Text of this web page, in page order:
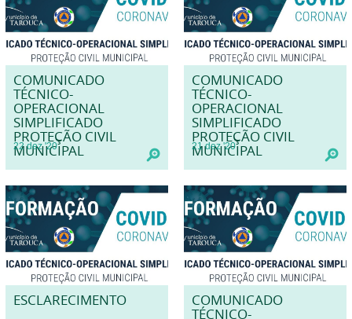
COMUNICADO
TÉCNICO-
OPERACIONAL
SIMPLIFICADO
PROTEÇÃO CIVIL
MUNICIPAL
22 dez '20
COMUNICADO
TÉCNICO-
OPERACIONAL
SIMPLIFICADO
PROTEÇÃO CIVIL
MUNICIPAL
21 dez '20
ESCLARECIMENTO
COMUNICADO
TÉCNICO-